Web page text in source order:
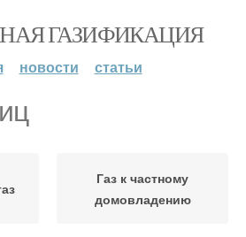
ГАЗИФИКАЦИЯ
новости статьи
Газ к частному
домовладению